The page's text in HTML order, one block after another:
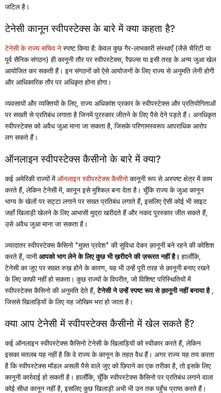
जटिल है।
टेनेसी कानून स्वीपस्टेक्स के बारे में क्या कहता है?
टेनेसी के राज्य सचिव ने स्पष्ट किया है: केवल कुछ गैर-लाभकारी संस्थाएँ (जैसे चैरिटी या
पूर्व सैनिक संगठन) ही कानूनी तौर पर स्वीपस्टेक्स, रैफ़ल्स या इसी तरह के अन्य जुआ खेल
आयोजित कर सकती हैं। इन संगठनों को ऐसे आयोजनों के लिए राज्य से अनुमति लेनी होगी
और आधिकारिक तौर पर अधिकृत होना होगा।
व्यवसायों और व्यक्तियों के लिए, राज्य अधिकांश प्रकार के स्वीपस्टेक्स और प्रतियोगिताओं
पर सख्ती से प्रतिबंध लगाता है जिनमें पुरस्कार जीतने के लिए पैसे देने पड़ते हैं। अनधिकृत
स्वीपस्टेक्स को अवैध जुआ माना जा सकता है, जिसके परिणामस्वरूप आपराधिक आरोप
लग सकते हैं।
ऑनलाइन स्वीपस्टेक्स कैसीनो के बारे में क्या?
कई अमेरिकी राज्यों मेंऑनलाइन स्वीपस्टेक्स कैसीनोकानूनी रूप से अस्पष्ट क्षेत्र में काम
करते हैं, लेकिन टेनेसी में, कानून इसे मुश्किल बना देता है। चूँकि राज्य के जुआ कानून
भाग्य के खेलों पर सट्टा लगाने पर सख्त प्रतिबंध लगाते हैं, इसलिए ऐसी कोई भी साइट
जहाँ खिलाड़ी खेलने के लिए आभासी मुद्रा खरीदते हैं और नकद पुरस्कार जीत सकते हैं,
उसे अवैध जुआ माना जा सकता है।
ज़्यादातर स्वीपस्टेक्स कैसिनो "मुफ़्त प्रवेश" की सुविधा देकर क़ानूनी बने रहने की कोशिश
करते हैं, यानी आपको भाग लेने के लिए कुछ भी ख़रीदने की ज़रूरत नहीं है। हालाँकि,
टेनेसी का जुए पर सख़्त रुख़ होने के कारण, यह भी उन्हें पूरी तरह से क़ानूनी बनाए रखने
के लिए काफ़ी नहीं हो सकता। कुछ राज्यों के विपरीत, जो विशिष्ट परिस्थितियों में
स्वीपस्टेक्स कैसिनो की अनुमति देते हैं, टेनेसी ने उन्हें स्पष्ट रूप से क़ानूनी नहीं बनाया है
जिससे खिलाड़ियों के लिए यह जोखिम भरा हो जाता है।
क्या आप टेनेसी में स्वीपस्टेक्स कैसीनो में खेल सकते हैं?
कई ऑनलाइन स्वीपस्टेक्स कैसिनो टेनेसी के खिलाड़ियों को स्वीकार करते हैं, लेकिन
इसका मतलब यह नहीं है कि वे राज्य के कानून के तहत वैध हैं। अगर राज्य यह तय करता
है कि स्वीपस्टेक्स मॉडल असली पैसे वाले जुए को छिपाने का एक तरीका है, तो इसके लिए
कानूनी कार्रवाई हो सकती है। हालाँकि, चूँकि स्वीपस्टेक्स कैसिनो पर प्रतिबंध लगाने वाला
कोई सीधा कानून नहीं है, इसलिए कुछ खिलाड़ी अभी भी उन तक पहुँच प्राप्त करते हैं।